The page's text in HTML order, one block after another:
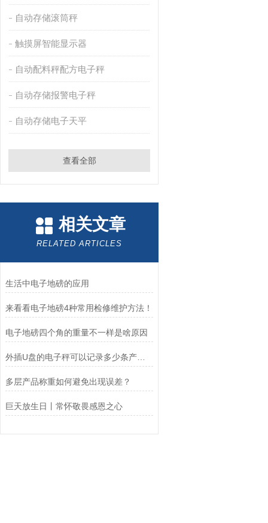
自动存储滚筒秤
触摸屏智能显示器
自动配料秤配方电子秤
自动存储报警电子秤
自动存储电子天平
查看全部
相关文章
RELATED ARTICLES
生活中电子地磅的应用
来看看电子地磅4种常用检修维护方法！
电子地磅四个角的重量不一样是啥原因
外插U盘的电子秤可以记录多少条产品数据？
多层产品称重如何避免出现误差？
巨天放生日丨常怀敬畏感恩之心